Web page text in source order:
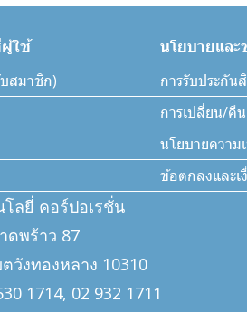
ใช้
สมาชิก)
นโยบายและ
การรับประกัน
การเปลี่ยน/คื
นโยบายความ
ข้อตกลงและเ
ลยี่ คอร์ปอเรชั่น
ดพร้าว 87
วังทองหลาง 10310
1714, 02 932 1711